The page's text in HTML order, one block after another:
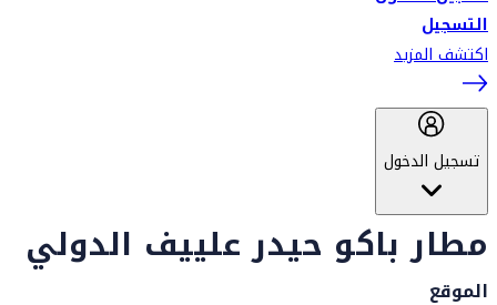
التسجيل
اكتشف المزيد
تسجيل الدخول
مطار باكو حيدر علييف الدولي
الموقع